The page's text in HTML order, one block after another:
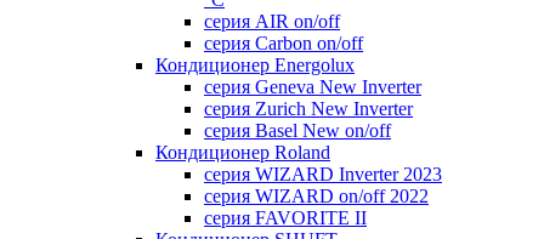
серия AIR on/off
серия Carbon on/off
Кондиционер Energolux
серия Geneva New Inverter
серия Zurich New Inverter
серия Basel New on/off
Кондиционер Roland
серия WIZARD Inverter 2023
серия WIZARD on/off 2022
серия FAVORITE II